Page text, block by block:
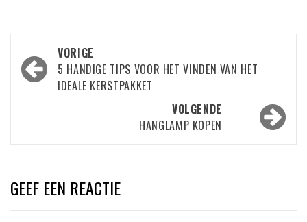
Bericht
navigatie
VORIGE
5 HANDIGE TIPS VOOR HET VINDEN VAN HET
IDEALE KERSTPAKKET
VOLGENDE
HANGLAMP KOPEN
GEEF EEN REACTIE